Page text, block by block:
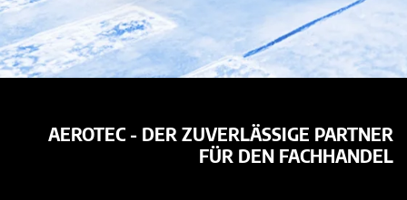
AEROTEC - DER ZUVERLÄSSIGE PARTNER
FÜR DEN FACHHANDEL